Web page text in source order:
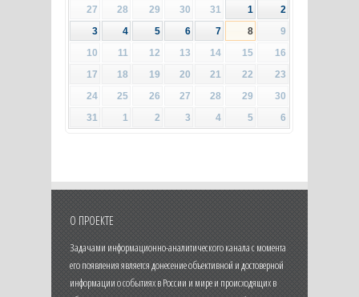
27 28 29 30 31 1
2
3
4 5 6 7 8
9
10
11 12 13 14 15
16
17
18 19 20 21 22
23
24
25 26 27 28 29
30
31
1 2 3 4 5 6
О ПРОЕКТЕ
Задачами информационно-аналитического канала с момента
его появления является донесение объективной и достоверной
информации о событиях в России и мире и происходящих в